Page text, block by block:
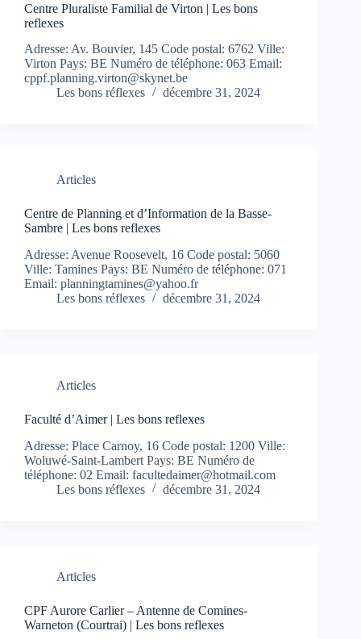
Centre Pluraliste Familial de Virton | Les bons
reflexes
Adresse: Av. Bouvier, 145 Code postal: 6762 Ville:
Virton Pays: BE Numéro de téléphone: 063 Email:
cppf.planning.virton@skynet.be
Les bons réflexes
décembre 31, 2024
Articles
Centre de Planning et d’Information de la Basse-
Sambre | Les bons reflexes
Adresse: Avenue Roosevelt, 16 Code postal: 5060
Ville: Tamines Pays: BE Numéro de téléphone: 071
Email: planningtamines@yahoo.fr
Les bons réflexes
décembre 31, 2024
Articles
Faculté d’Aimer | Les bons reflexes
Adresse: Place Carnoy, 16 Code postal: 1200 Ville:
Woluwé-Saint-Lambert Pays: BE Numéro de
téléphone: 02 Email: facultedaimer@hotmail.com
Les bons réflexes
décembre 31, 2024
Articles
CPF Aurore Carlier – Antenne de Comines-
Warneton (Courtrai) | Les bons reflexes